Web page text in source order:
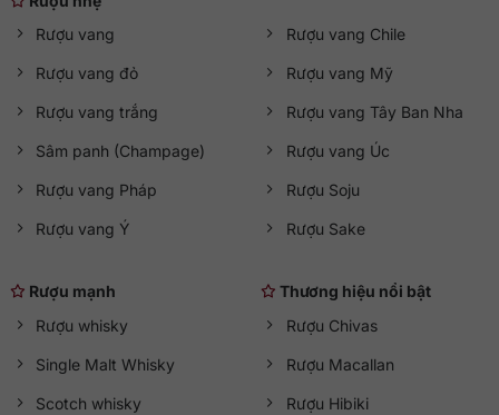
Rượu vang
Rượu vang đỏ
Rượu vang trắng
Sâm panh (Champage)
Rượu vang Pháp
Rượu vang Ý
Rượu vang Chile
Rượu vang Mỹ
Rượu vang Tây Ban Nha
Rượu vang Úc
Rượu Soju
Rượu Sake
Rượu mạnh
Rượu whisky
Single Malt Whisky
Scotch whisky
Thương hiệu nổi bật
Rượu Chivas
Rượu Macallan
Rượu Hibiki